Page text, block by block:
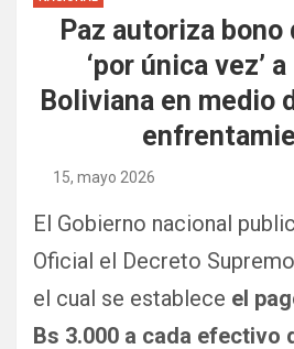
Paz autoriza bono
‘por única vez’
Boliviana en medio
15, mayo 2026
El Gobierno nacional
Oficial el Decreto
el cual se establece el
Bs 3.000 a cada efectivo